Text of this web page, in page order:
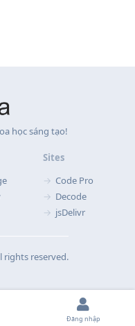
học sáng tạo!
Sites
Code Pro
Decode
jsDelivr
rights reserved.
Đăng nhập